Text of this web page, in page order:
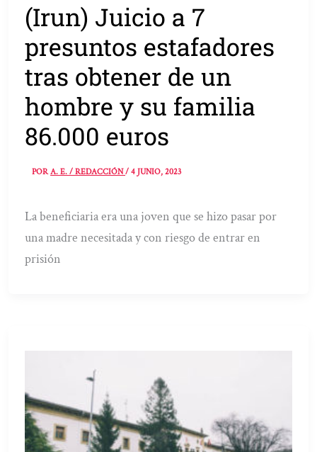
(Irun) Juicio a 7
presuntos estafadores
tras obtener de un
hombre y su familia
86.000 euros
PORA. E. / REDACCIÓN/4 JUNIO, 2023
La beneficiaria era una joven que se hizo pasar por
una madre necesitada y con riesgo de entrar en
prisión